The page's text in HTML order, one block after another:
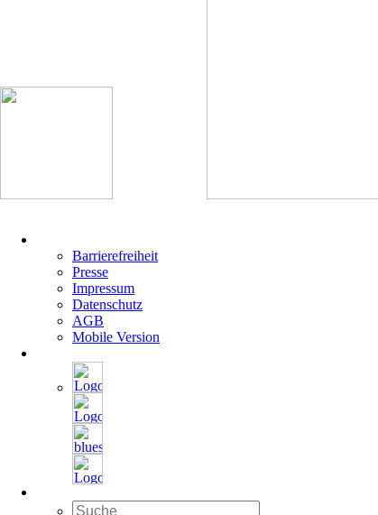
überspringen
Barrierefreiheit
Presse
Impressum
Datenschutz
AGB
Mobile Version